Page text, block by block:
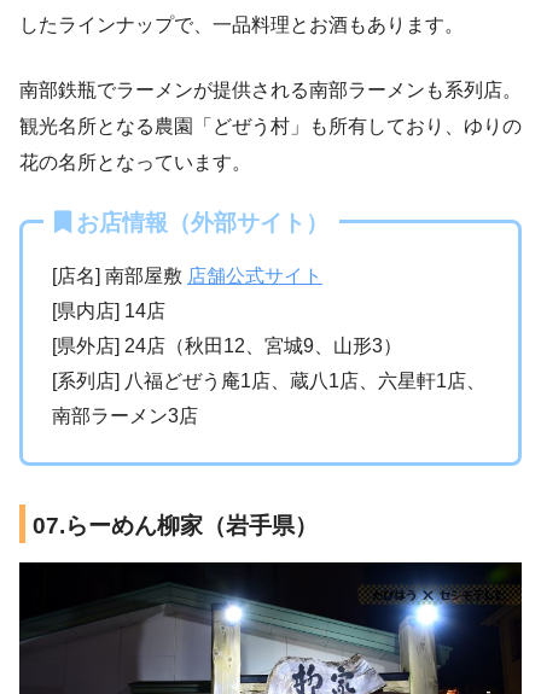
したラインナップで、一品料理とお酒もあります。
南部鉄瓶でラーメンが提供される南部ラーメンも系列店。
観光名所となる農園「どぜう村」も所有しており、ゆりの
花の名所となっています。
お店情報（外部サイト）
[店名] 南部屋敷 店舗公式サイト
[県内店] 14店
[県外店] 24店（秋田12、宮城9、山形3）
[系列店] 八福どぜう庵1店、蔵八1店、六星軒1店、
南部ラーメン3店
07.らーめん柳家（岩手県）